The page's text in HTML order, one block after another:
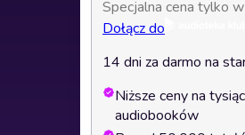
Specjalna cena tylko
Dołącz do
14 dni za darmo na
Niższe ceny na
audiobooków